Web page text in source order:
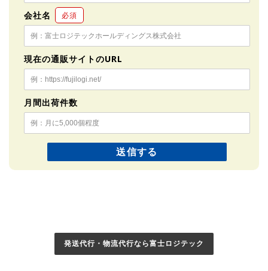
会社名 必須
現在の通販サイトのURL
月間出荷件数
発送代行・物流代行なら富士ロジテック